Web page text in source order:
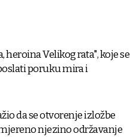
heroina Velikog rata", koje se
poruku mira i
da se otvorenje izložbe
njezino održavanje